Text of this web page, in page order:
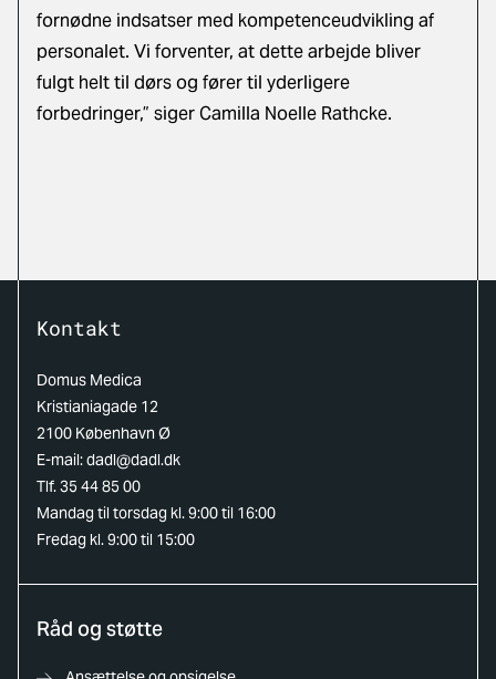
fornødne indsatser med kompetenceudvikling af
personalet. Vi forventer, at dette arbejde bliver
fulgt helt til dørs og fører til yderligere
forbedringer,” siger Camilla Noelle Rathcke.
Kontakt
Domus Medica
Kristianiagade 12
2100 København Ø
E-mail:dadl@dadl.dk
Tlf. 35 44 85 00
Mandag til torsdag kl. 9:00 til 16:00
Fredag kl. 9:00 til 15:00
Råd og støtte